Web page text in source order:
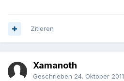
Zitieren
Xamanoth
Geschrieben 24. Oktober 2011